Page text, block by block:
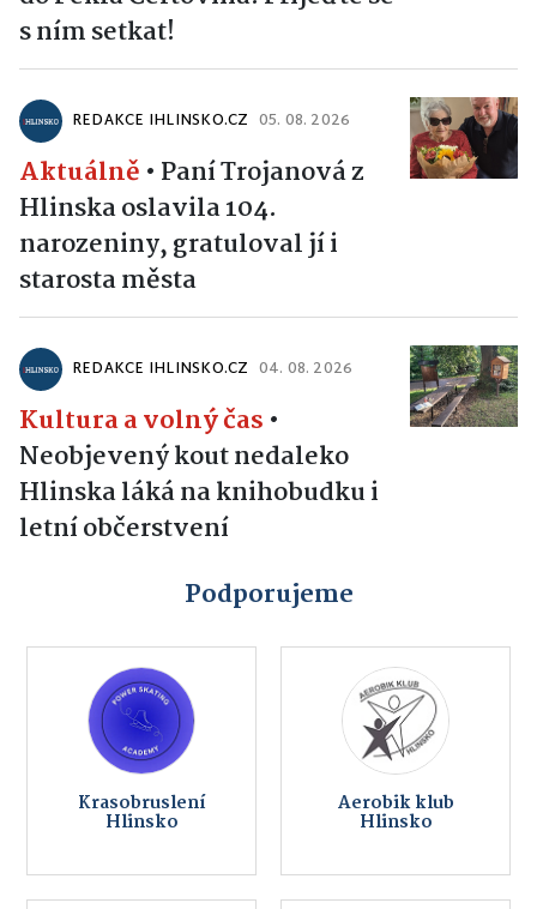
s ním setkat!
REDAKCE IHLINSKO.CZ 05. 08. 2026
Aktuálně • Paní Trojanová z
Hlinska oslavila 104.
narozeniny, gratuloval jí i
starosta města
REDAKCE IHLINSKO.CZ 04. 08. 2026
Kultura a volný čas •
Neobjevený kout nedaleko
Hlinska láká na knihobudku i
letní občerstvení
Podporujeme
Krasobruslení
Hlinsko
Aerobik klub
Hlinsko